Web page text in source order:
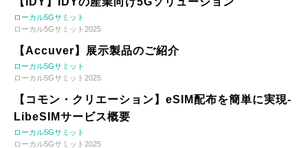
ローカル5Gサミット
ローカル5Gサミット2025
【Accuver】展示製品のご紹介
ローカル5Gサミット
ローカル5Gサミット2025
【コモン・クリエーション】eSIM配布を簡単に実現-
LibeSIMサービス概要
ローカル5Gサミット
ローカル5Gサミット2025